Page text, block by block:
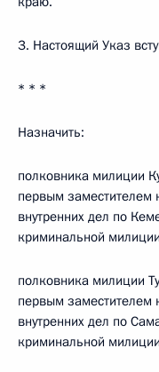
3. Настоящий Указ
* * *
Назначить:
полковника милиции
первым заместителем
внутренних дел по
криминальной
полковника милиции
первым заместителем
внутренних дел по
криминальной